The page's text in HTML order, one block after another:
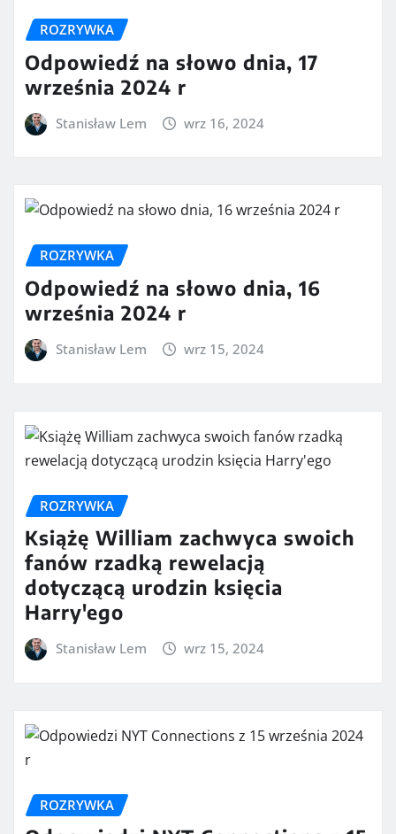
ROZRYWKA
Odpowiedź na słowo dnia, 17
września 2024 r
Stanisław Lem wrz 16, 2024
ROZRYWKA
Odpowiedź na słowo dnia, 16
września 2024 r
Stanisław Lem wrz 15, 2024
ROZRYWKA
Książę William zachwyca swoich
fanów rzadką rewelacją
dotyczącą urodzin księcia
Harry'ego
Stanisław Lem wrz 15, 2024
ROZRYWKA